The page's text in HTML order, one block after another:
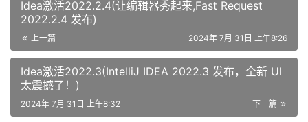
Idea激活2022.2.4(让编辑器秀起来,Fast Request
2022.2.4 发布)
上一篇 2024年 7月 31日 上午8:26
Idea激活2022.3(IntelliJ IDEA 2022.3 发布，全新 UI
太震撼了！)
下一篇
2024年 7月 31日 上午8:32